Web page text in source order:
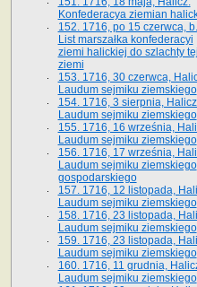
Konfederacya ziemian
152. 1716, po 15 czerwca,
List marszałka konfederacyi
ziemi halickiej do szlachty
ziemi
153. 1716, 30 czerwca,
Laudum sejmiku ziemskiego
154. 1716, 3 sierpnia,
Laudum sejmiku ziemskiego
155. 1716, 16 września,
Laudum sejmiku ziemskiego
156. 1716, 17 września,
Laudum sejmiku ziemskiego
gospodarskiego
157. 1716, 12 listopada,
Laudum sejmiku ziemskiego
158. 1716, 23 listopada,
Laudum sejmiku ziemskiego
159. 1716, 23 listopada,
Laudum sejmiku ziemskiego
160. 1716, 11 grudnia,
Laudum sejmiku ziemskiego